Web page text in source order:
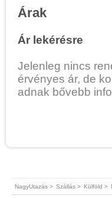
Árak
Ár lekérésre
Jelenleg nincs
érvényes ár, de
adnak bővebb
NagyUtazás > Szállás > Külföld >